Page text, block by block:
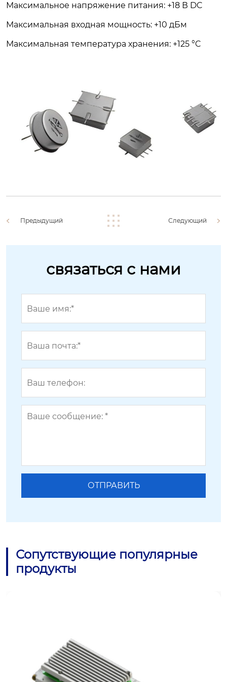
Максимальное напряжение питания: +18 В DC
Максимальная входная мощность: +10 дБм
Максимальная температура хранения: +125 °C
Предыдущий Следующий
связаться с нами
Сопутствующие популярные
продукты